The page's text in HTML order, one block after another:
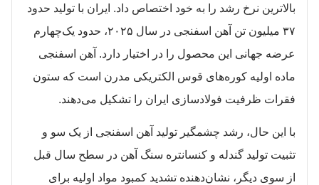
بالاترین نرخ رشد را به خود اختصاص داد. ایران با تولید حدود
۳۷ میلیون تن آهن اسفنجی در سال ۲۰۲۵، حدود یک‌چهارم
عرضه جهانی این محصول را در اختیار دارد. آهن اسفنجی
ماده اولیه کوره‌های قوس الکتریکی مدرن است که ستون
فقرات ظرفیت فولادسازی ایران را تشکیل می‌دهند.
با این حال، رشد چشمگیر تولید آهن اسفنجی از یک سو و
تثبیت تولید گندله و کنسانتره سنگ آهن در سطح سال قبل
از سوی دیگر، نشان‌دهنده تشدید کمبود مواد اولیه برای